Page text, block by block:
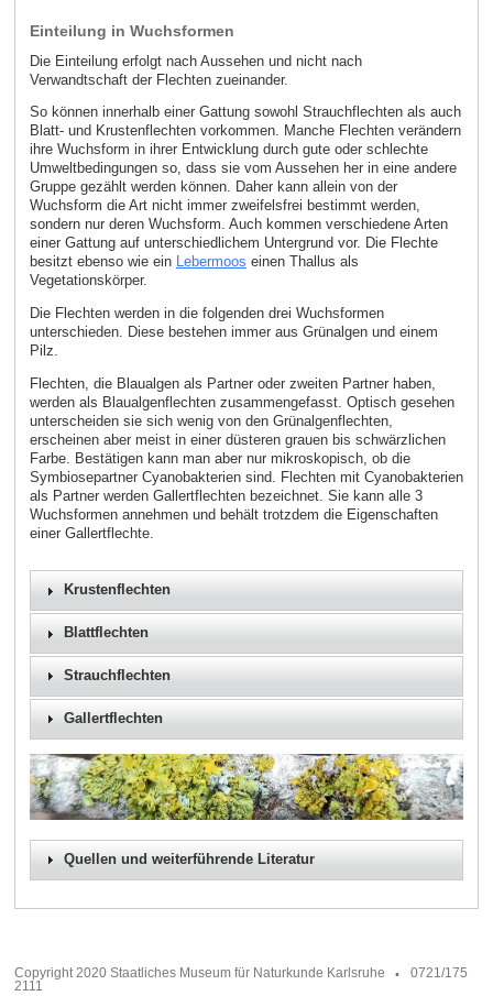
Einteilung in Wuchsformen
Die Einteilung erfolgt nach Aussehen und nicht nach
Verwandtschaft der Flechten zueinander.
So können innerhalb einer Gattung sowohl Strauchflechten als auch
Blatt- und Krustenflechten vorkommen. Manche Flechten verändern
ihre Wuchsform in ihrer Entwicklung durch gute oder schlechte
Umweltbedingungen so, dass sie vom Aussehen her in eine andere
Gruppe gezählt werden können. Daher kann allein von der
Wuchsform die Art nicht immer zweifelsfrei bestimmt werden,
sondern nur deren Wuchsform. Auch kommen verschiedene Arten
einer Gattung auf unterschiedlichem Untergrund vor. Die Flechte
besitzt ebenso wie ein Lebermoos einen Thallus als
Vegetationskörper.
Die Flechten werden in die folgenden drei Wuchsformen
unterschieden. Diese bestehen immer aus Grünalgen und einem
Pilz.
Flechten, die Blaualgen als Partner oder zweiten Partner haben,
werden als Blaualgenflechten zusammengefasst. Optisch gesehen
unterscheiden sie sich wenig von den Grünalgenflechten,
erscheinen aber meist in einer düsteren grauen bis schwärzlichen
Farbe. Bestätigen kann man aber nur mikroskopisch, ob die
Symbiosepartner Cyanobakterien sind. Flechten mit Cyanobakterien
als Partner werden Gallertflechten bezeichnet. Sie kann alle 3
Wuchsformen annehmen und behält trotzdem die Eigenschaften
einer Gallertflechte.
Krustenflechten
Blattflechten
Strauchflechten
Gallertflechten
Quellen und weiterführende Literatur
Copyright 2020 Staatliches Museum für Naturkunde Karlsruhe
0721/175
2111